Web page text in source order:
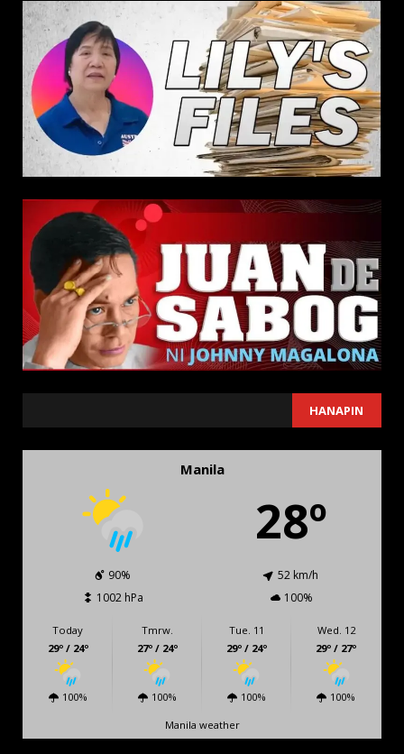
HANAPIN
Manila
28º
90%
52 km/h
1002 hPa
100%
Today
29º / 24º
100%
Tmrw.
27º / 24º
100%
Tue. 11
29º / 24º
100%
Wed. 12
29º / 27º
100%
Manila weather